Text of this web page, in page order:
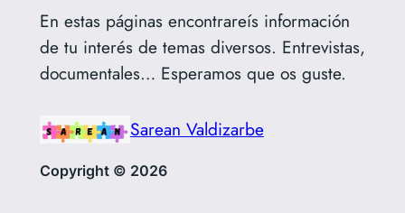
En estas páginas encontrareís información
de tu interés de temas diversos. Entrevistas,
documentales… Esperamos que os guste.
Sarean Valdizarbe
Copyright © 2026